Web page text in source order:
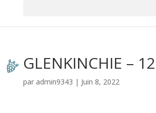
GLENKINCHIE –
par admin9343 | Juin 8, 2022